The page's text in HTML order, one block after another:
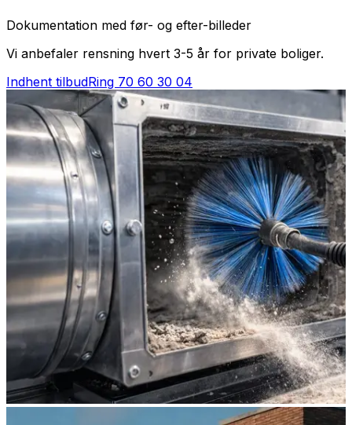
Dokumentation med før- og efter-billeder
Vi anbefaler rensning hvert 3-5 år for private boliger.
Indhent tilbudRing 70 60 30 04